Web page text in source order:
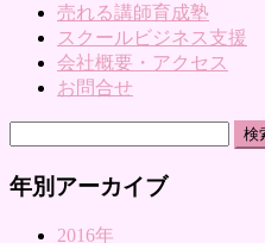
売れる講師育成塾
スクールビジネス支援
会社概要・アクセス
お問合せ
年別アーカイブ
2016年